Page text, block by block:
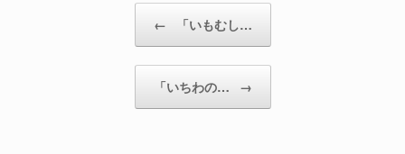
← 「いもむし…
「いちわの… →